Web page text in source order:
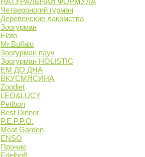
Четвероногий гурман
Деревенские лакомства
Зоогурман
Elato
Mr.Buffalo
Зоогурман пауч
Зоогурман HOLISTIC
ЕМ ДО ДНА
ВКУСМЯСИНА
Zoodiet
LEO&LUCY
Petibon
Best Dinner
P.E.P.P.O.
Meat Garden
ENSO
Прочие
Edelhoff